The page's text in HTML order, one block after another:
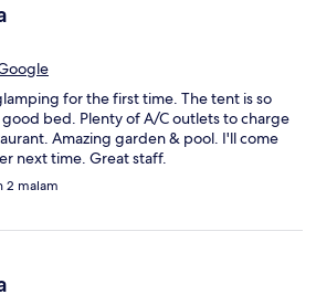
for the first time. The tent is so
bed. Plenty of A/C outlets to charge
Amazing garden & pool. I'll come
next time. Great staff.
2 malam